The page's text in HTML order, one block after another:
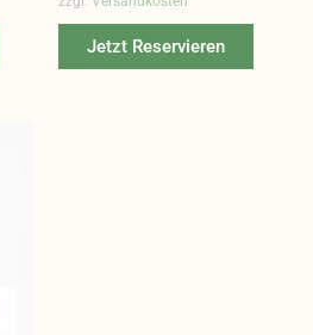
Jetzt Reservieren